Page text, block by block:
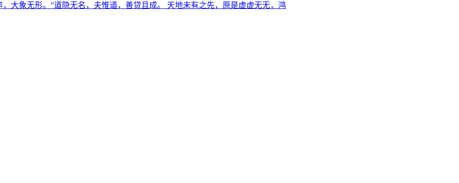
大象无形。”道隐无名，夫惟道，善贷且成。 天地未有之先，原是虚虚无无，鸿